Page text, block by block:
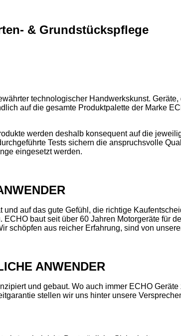
& Grundstücks­pflege
technologischer Handwerkskunst.
auf die gesamte Produktpalette der Marke
werden deshalb konsequent auf die
Tests sichern die anspruchsvolle
eingesetzt werden.
auf das gute Gefühl, die richtige
baut seit über 60 Jahren Motorgeräte für
schöpfen aus reicher Erfahrung, sind von
ANWENDER
und gebaut. Wo auch immer ECHO
stellen wir uns hinter unsere